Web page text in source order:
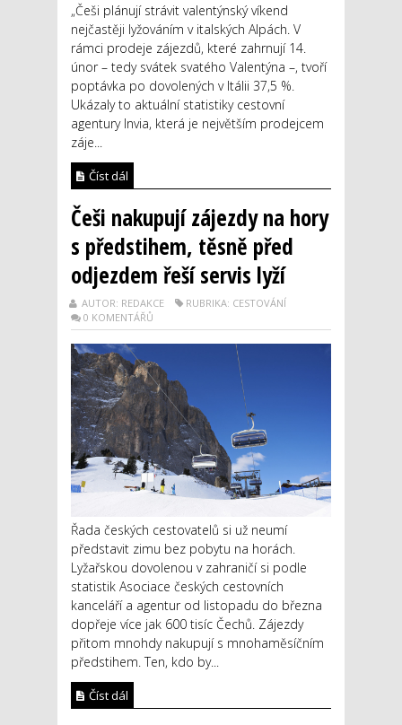
„Češi plánují strávit valentýnský víkend
nejčastěji lyžováním v italských Alpách. V
rámci prodeje zájezdů, které zahrnují 14.
únor – tedy svátek svatého Valentýna –, tvoří
poptávka po dovolených v Itálii 37,5 %.
Ukázaly to aktuální statistiky cestovní
agentury Invia, která je největším prodejcem
záje...
Číst dál
Češi nakupují zájezdy na hory
s předstihem, těsně před
odjezdem řeší servis lyží
AUTOR: REDAKCE
RUBRIKA: CESTOVÁNÍ
0 KOMENTÁŘŮ
Řada českých cestovatelů si už neumí
představit zimu bez pobytu na horách.
Lyžařskou dovolenou v zahraničí si podle
statistik Asociace českých cestovních
kanceláří a agentur od listopadu do března
dopřeje více jak 600 tisíc Čechů. Zájezdy
přitom mnohdy nakupují s mnohaměsíčním
předstihem. Ten, kdo by...
Číst dál